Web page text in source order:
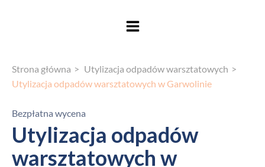
Strona główna
Utylizacja odpadów warsztatowych
Utylizacja odpadów warsztatowych w Garwolinie
Bezpłatna wycena
Utylizacja odpadów
warsztatowych w